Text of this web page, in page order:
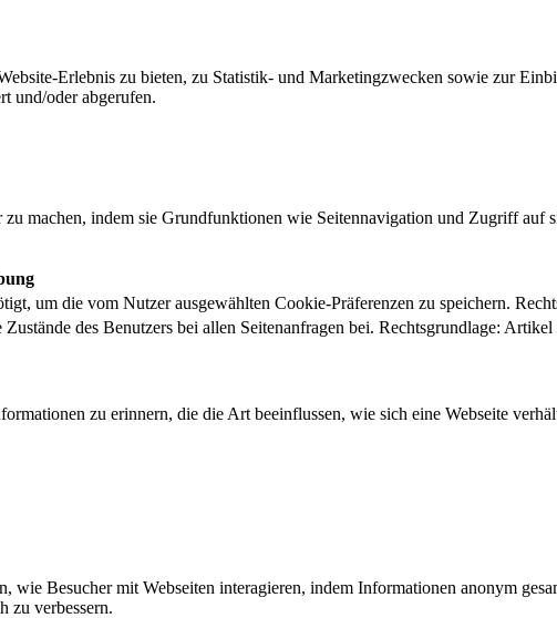
Erlebnis zu bieten, zu Statistik- und Marketingzwecken sowie zur
und/oder abgerufen.
machen, indem sie Grundfunktionen wie Seitennavigation und Zugriff auf
um die vom Nutzer ausgewählten Cookie-Präferenzen zu speichern.
Zustände des Benutzers bei allen Seitenanfragen bei. Rechtsgrundlage:
zu erinnern, die die Art beeinflussen, wie sich eine Webseite
wie Besucher mit Webseiten interagieren, indem Informationen anonym
zu verbessern.